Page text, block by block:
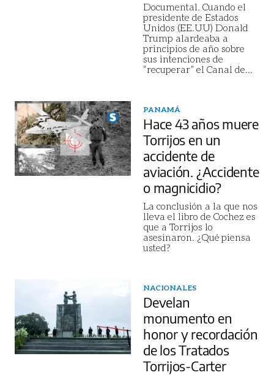
Documental. Cuando el
presidente de Estados
Unidos (EE.UU) Donald
Trump alardeaba a
principios de año sobre
sus intenciones de
“recuperar” el Canal de...
PANAMÁ
Hace 43 años muere
Torrijos en un
accidente de
aviación. ¿Accidente
o magnicidio?
La conclusión a la que nos
lleva el libro de Cochez es
que a Torrijos lo
asesinaron. ¿Qué piensa
usted?
NACIONALES
Develan
monumento en
honor y recordación
de los Tratados
Torrijos-Carter